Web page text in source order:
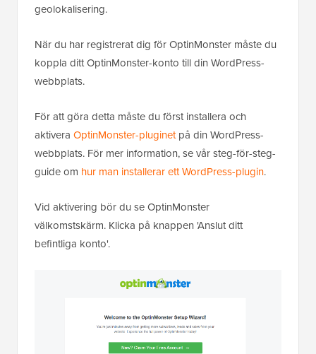
geolokalisering.
När du har registrerat dig för OptinMonster måste du
koppla ditt OptinMonster-konto till din WordPress-
webbplats.
För att göra detta måste du först installera och
aktivera OptinMonster-pluginetpå din WordPress-
webbplats. För mer information, se vår steg-för-steg-
guide om hur man installerar ett WordPress-plugin.
Vid aktivering bör du se OptinMonster
välkomstskärm. Klicka på knappen 'Anslut ditt
befintliga konto'.